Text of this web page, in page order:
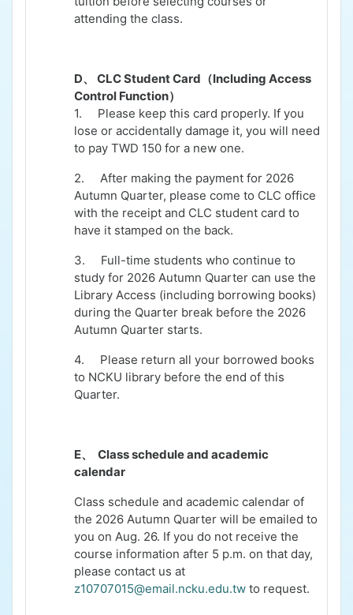
attending the class.
D、 CLC Student Card （Including Access
Control Function）
1. Please keep this card properly. If you
lose or accidentally damage it, you will need
to pay TWD 150 for a new one.
2. After making the payment for 2026
Autumn Quarter, please come to CLC office
with the receipt and CLC student card to
have it stamped on the back.
3. Full-time students who continue to
study for 2026 Autumn Quarter can use the
Library Access (including borrowing books)
during the Quarter break before the 2026
Autumn Quarter starts.
4. Please return all your borrowed books
to NCKU library before the end of this
Quarter.
E、 Class schedule and academic
calendar
Class schedule and academic calendar of
the 2026 Autumn Quarter will be emailed to
you on Aug. 26. If you do not receive the
course information after 5 p.m. on that day,
please contact us at
z10707015@email.ncku.edu.tw to request.